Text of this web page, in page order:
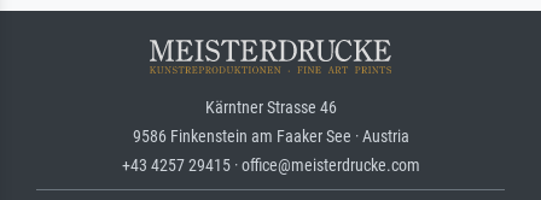
Kärntner Strasse 46
9586 Finkenstein am Faaker See · Austria
+43 4257 29415 · office@meisterdrucke.com